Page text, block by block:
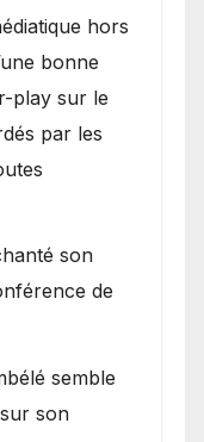
hors
bonne
play sur le
par les
son
de
semble
son